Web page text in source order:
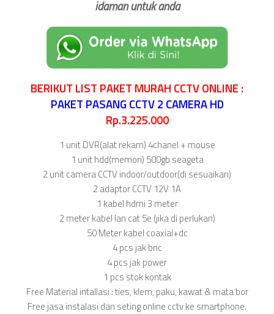
idaman untuk anda
BERIKUT LIST PAKET MURAH CCTV ONLINE :
PAKET PASANG CCTV 2 CAMERA HD
Rp.3.225.000
1 unit DVR(alat rekam) 4chanel + mouse
1 unit hdd(memori) 500gb seageta
2 unit camera CCTV indoor/outdoor(di sesuaikan)
2 adaptor CCTV 12V 1A
1 kabel hdmi 3 meter
2 meter kabel lan cat 5e (jika di perlukan)
50 Meter kabel coaxial+dc
4 pcs jak bnc
4 pcs jak power
1 pcs stok kontak
Free Material intallasi : ties, klem, paku, kawat & mata bor
Free jasa instalasi dan seting online cctv ke smartphone.